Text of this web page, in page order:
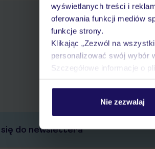
wyświetlanych treści i
oferowania funkcji mediów
funkcje strony.
Klikając „Zezwól na
personalizować swój wybór
Szczegółowe informacje o
Nie zezwalaj
się do newslettera